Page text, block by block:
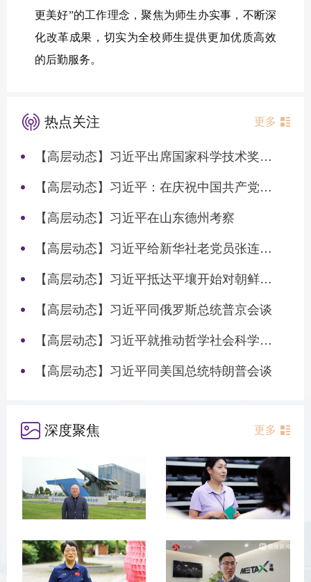
更美好”的工作理念，聚焦为师生办实事，不断深
化改革成果，切实为全校师生提供更加优质高效
的后勤服务。
热点关注 更多
【高层动态】习近平出席国家科学技术奖励大会两院院士大会中国科协第十一次全国代表大会并发表重要讲话
【高层动态】习近平：在庆祝中国共产党成立105周年大会上的讲话
【高层动态】习近平在山东德州考察
【高层动态】习近平给新华社老党员张连生回信强调 传承红色基因 在新征程上书写优异答卷
【高层动态】习近平抵达平壤开始对朝鲜进行国事访问
【高层动态】习近平同俄罗斯总统普京会谈
【高层动态】习近平就推动哲学社会科学高质量发展作出重要指示
【高层动态】习近平同美国总统特朗普会谈
深度聚焦 更多